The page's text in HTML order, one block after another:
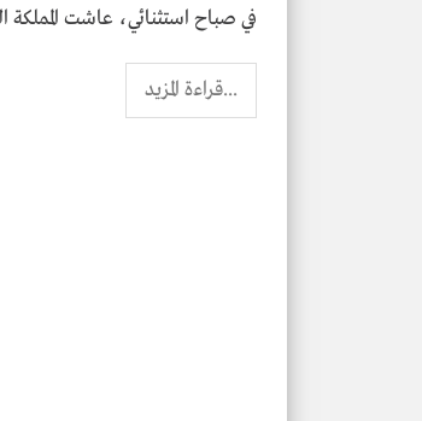
في صباح استثنائي، عاشت
...قراءة المزيد